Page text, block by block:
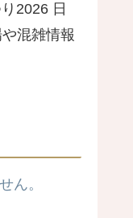
2026 日
混雑情報
ん。